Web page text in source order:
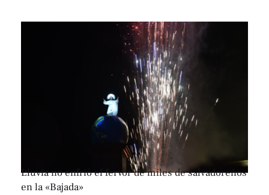
Lluvia no enfrió el fervor de miles de salvadoreños
en la «Bajada»